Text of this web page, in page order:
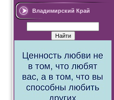
Владимирский Край